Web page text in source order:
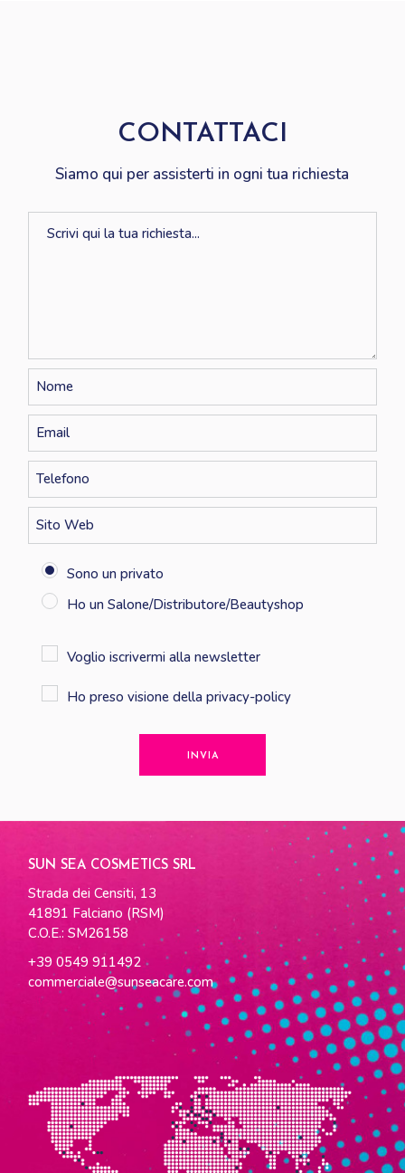
CONTATTACI
Siamo qui per assisterti in ogni tua richiesta
Sono un privato
Ho un Salone/Distributore/Beautyshop
Voglio iscrivermi alla newsletter
Ho preso visione dellaprivacy-policy
INVIA
SUN SEA COSMETICS SRL
Strada dei Censiti, 13
41891 Falciano (RSM)
C.O.E.: SM26158
+39 0549 911492
commerciale@sunseacare.com